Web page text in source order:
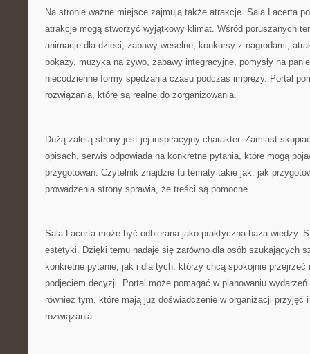
Na stronie ważne miejsce zajmują także atrakcje. Sala Lacerta
atrakcje mogą stworzyć wyjątkowy klimat. Wśród poruszanych
animacje dla dzieci, zabawy weselne, konkursy z nagrodami,
pokazy, muzyka na żywo, zabawy integracyjne, pomysły na
niecodzienne formy spędzania czasu podczas imprezy. Portal
rozwiązania, które są realne do zorganizowania.
Dużą zaletą strony jest jej inspiracyjny charakter. Zamiast
opisach, serwis odpowiada na konkretne pytania, które mogą
przygotowań. Czytelnik znajdzie tu tematy takie jak: jak
prowadzenia strony sprawia, że treści są pomocne.
Sala Lacerta może być odbierana jako praktyczna baza wiedzy.
estetyki. Dzięki temu nadaje się zarówno dla osób szukających
konkretne pytanie, jak i dla tych, którzy chcą spokojnie przejrzeć
podjęciem decyzji. Portal może pomagać w planowaniu
również tym, które mają już doświadczenie w organizacji przyjęć
rozwiązania.